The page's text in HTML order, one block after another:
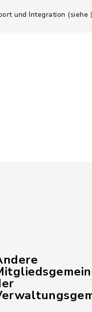
und Integration (siehe